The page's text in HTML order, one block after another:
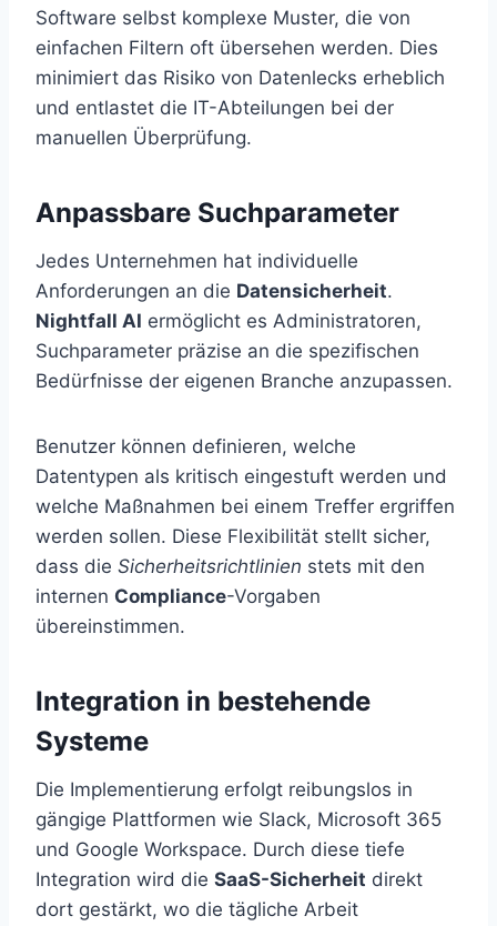
Software selbst komplexe Muster, die von
einfachen Filtern oft übersehen werden. Dies
minimiert das Risiko von Datenlecks erheblich
und entlastet die IT-Abteilungen bei der
manuellen Überprüfung.
Anpassbare Suchparameter
Jedes Unternehmen hat individuelle
Anforderungen an die Datensicherheit.
Nightfall AI ermöglicht es Administratoren,
Suchparameter präzise an die spezifischen
Bedürfnisse der eigenen Branche anzupassen.
Benutzer können definieren, welche
Datentypen als kritisch eingestuft werden und
welche Maßnahmen bei einem Treffer ergriffen
werden sollen. Diese Flexibilität stellt sicher,
dass die Sicherheitsrichtlinien stets mit den
internen Compliance-Vorgaben
übereinstimmen.
Integration in bestehende
Systeme
Die Implementierung erfolgt reibungslos in
gängige Plattformen wie Slack, Microsoft 365
und Google Workspace. Durch diese tiefe
Integration wird die SaaS-Sicherheit direkt
dort gestärkt, wo die tägliche Arbeit